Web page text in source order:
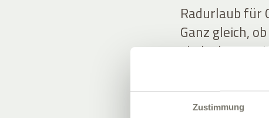
Zustimmung
Radurlaub für
Ganz gleich,
sind oder
Mountainbike,